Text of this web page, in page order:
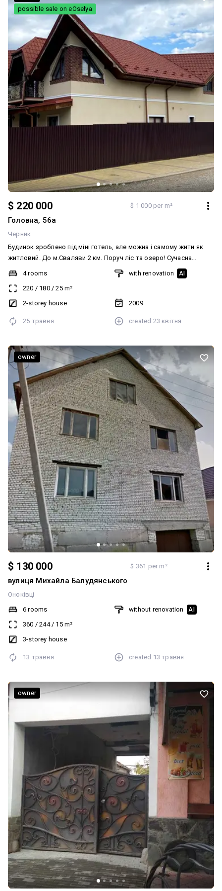
$ 220 000 $ 1 000 per m²
Головна, 56а
Черник
Будинок зроблено під міні готель, але можна і самому жити як
житловий. До м.Сваляви 2 км. Поруч ліс та озеро! Сучасна
будівля велика територія в кожній кімнаті холодильник,
телевізор та чайник! На першому поверсі відпочинкова та
ресторанна зона!
4 rooms
220 / 180/25m²
2-storey house
with renovation AI
2009
25 травня created 23 квітня
possible sale on eOselya
$ 130 000 $ 361 per m²
вулиця Михайла Балудянського
Оноківці
6 rooms
360 /244/ 15m²
3-storey house
without renovation AI
13 травня created 13 травня
owner
owner